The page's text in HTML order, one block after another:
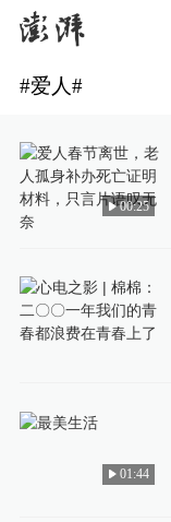
#爱人#
00:25
01:44